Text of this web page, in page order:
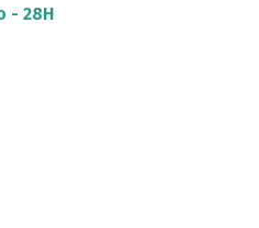
- 28H